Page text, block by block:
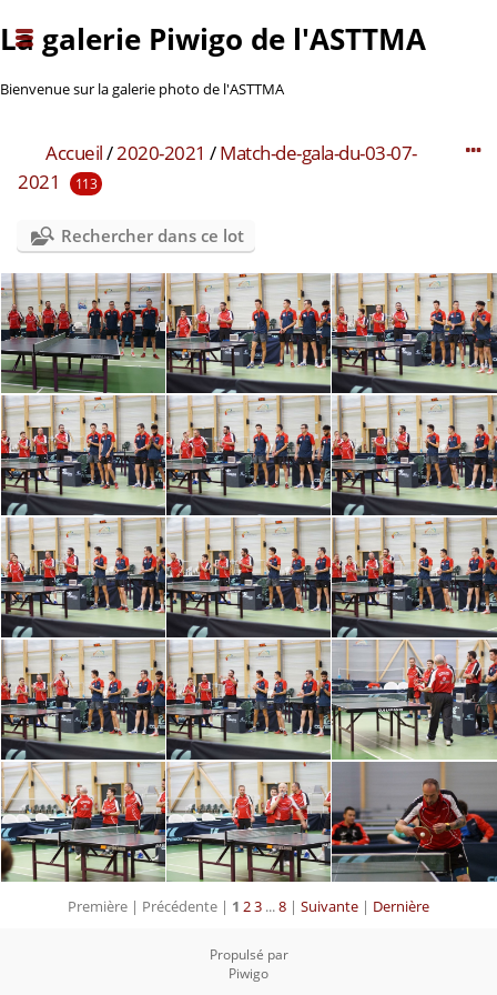
La galerie Piwigo de l'ASTTMA
Bienvenue sur la galerie photo de l'ASTTMA
Accueil/2020-2021 /Match-de-gala-du-03-07-
2021
113
Rechercher dans ce lot
Première | Précédente | 1 23 ...8 | Suivante | Dernière
Propulsé par
Piwigo